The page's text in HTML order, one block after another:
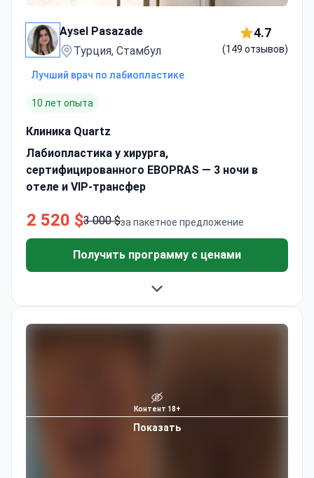
Aysel Pasazade
Турция, Стамбул
4.7
(149 отзывов)
Лучший врач по лабиопластике
10 лет опыта
Клиника Quartz
Лабиопластика у хирурга,
сертифицированного EBOPRAS — 3 ночи в
отеле и VIP-трансфер
за пакетное предложение
3 000 $
2 520 $
Получить программу с ценами
Контент 18+
Показать